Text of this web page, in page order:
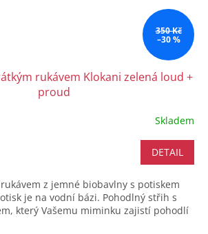
350 Kč
–30 %
rukávem Klokani zelená loud +
proud
Skladem
DETAIL
z jemné biobavlny s potiskem
je na vodní bázi. Pohodlný střih s
který Vašemu miminku zajistí pohodlí